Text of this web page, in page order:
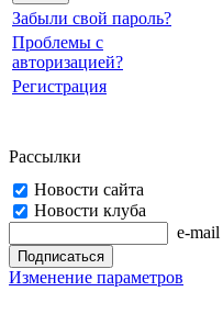
Забыли свой пароль?
Проблемы с
авторизацией?
Регистрация
Рассылки
Новости сайта
Новости клуба
e-mail
Изменение параметров